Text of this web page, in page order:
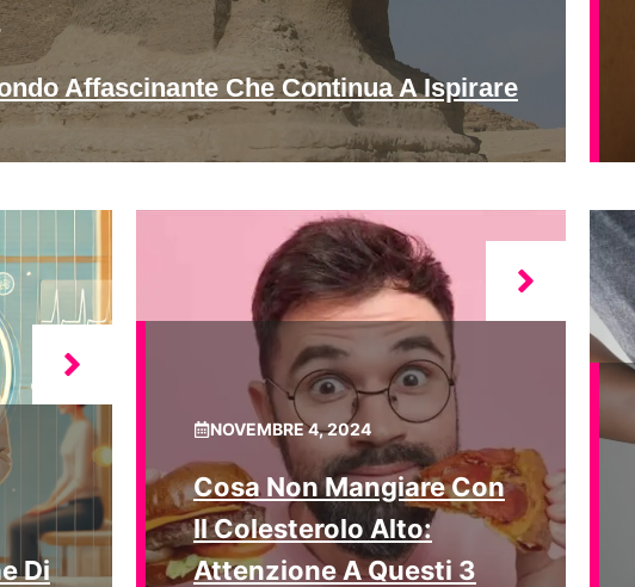
Affascinante Che Continua A Ispirare
Di
NOVEMBRE 4, 2024
Cosa Non Mangiare Con
Il Colesterolo Alto:
Attenzione A Questi 3